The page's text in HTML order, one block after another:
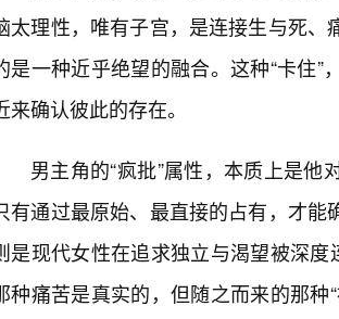
太理性，唯有子宫，是连接生与死
是一种近乎绝望的融合。这种“卡住
来确认彼此的存在。
男主角的“疯批”属性，本质上是
有通过最原始、最直接的占有，才
是现代女性在追求独立与渴望被深
种痛苦是真实的，但随之而来的那